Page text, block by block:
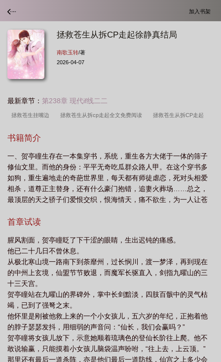
加入书架
拯救苍生从拆CP走起徐静真结局
南歌玉转/著
2026-04-07
最新章节： 第238章 现代if线二二
拯救苍生挂嘴边 拯救苍生从拆cp走起全文免费阅读 拯救苍生从拆CP走起
从拆cp走起全文免费
从拆CP走起有几对CP 拯救苍生从拆CP走起TXT 拯救苍生从拆cP走起全文免
费阅读 拯救苍生从拆cp走起免费阅读 拯救苍生从拆cp走起txt 拯救苍生是
什么意思? 拯救苍生从拆CP走起原名什么 拯救苍生从拆cp走起txt番外
全 拯救苍生从拆CP走起番外免费阅读 拯救苍生从拆cp走起讲的什么 拯救
救苍生从拆cp走起by 拯救苍生从拆cp走起txt百度 拯救苍生从拆cp走起百
度 拯救苍生从拆CP走起全文免费阅读 拯救苍生从拆cp走起晋江 拯救苍生
从拆CP走起by南歌玉转 拯救苍生从拆cp走起
书籍简介
一、贺亭瞳生存在一本集穿书，系统，重生各方大佬于一体的筛子
修仙文里。而他的身份：平平无奇吃瓜群众路人甲。在这个穿书多
如狗，重生遍地走的奇葩世界里，每天都有师徒虐恋，死对头相爱
相杀，道尊正主替身，还有什么豪门抱错，追妻火葬场……总之，
最顶层的天之骄子们爱恨交织，恨海情天，痛不欲生，为一人让苍
覆。贺亭瞳和所有人不一样的是，他带着所有记忆，也跟着重来了
爱，老子给你们全拆了！都给我滚去修无情道！二、傅风烟一生都
被锁在那座白色的高楼内。无情无欲，五感尽失，积年累月坐在高
台上诵经。父亲说，他是封印，是天道，生来便是要拯救苍生的。
于是他便用命去拯救苍生了。这个世界毁灭了多少次，他便用命填
补了多少次。第十八次填补世界。五感重启的那日，傅风烟站在业
火里，化作灰烬的前一刻，却看见一个曾有一面之缘的小小修士背
离所有人，朝着他奔来。傅风烟以为向他奔来的是爱情。贺亭瞳：
好小子，世界重启键就是你对吧！食用指南：1、双重生，攻受绑定
锁死。拆CP大队队长心态稳的一批乐观受VS网抑云悲伤蛙蛙（不
是）自毁倾向严重世界重启键攻2、世界观是集狗血文于一体的筛子
世界，真的很狗血，扣脚趾的那种狗血！3、请不要发表梦女言论，
首章试读
腥风割面，贺亭瞳眨了下干涩的眼睛，生出迟钝的痛感。
他已二十几日不曾休息。
从极北寒山境一路南下到荼靡州，过长悯川，渡一梦泽，再到现在
的中州上玄境，仙盟节节败退，而魔军长驱直入，剑指九曜山的三
十三天宫。
贺亭瞳站在九曜山的界碑外，掌中长剑黯淡，四肢百骸中的灵气枯
竭，已到了强弩之末。
他怀里是刚被他救上来的一个小女孩儿，五六岁的年纪，正抱着他
的脖子瑟瑟发抖，用细弱的声音问：“仙长，我们会赢吗？”
贺亭瞳将女孩儿放下，示意她顺着琉璃色的登仙长阶往上爬。他不
敢说输赢，只能摸着小女孩儿脑袋温声吩咐，“往上去，上云顶。”
那里还有最后一道杀阵，亦是他们最后一道防线，仙宫之上多少会